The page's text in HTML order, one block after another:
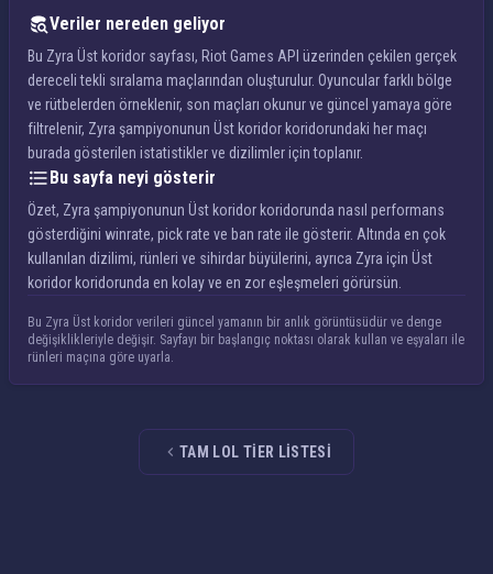
Veriler nereden geliyor
Bu Zyra Üst koridor sayfası, Riot Games API üzerinden çekilen gerçek
dereceli tekli sıralama maçlarından oluşturulur. Oyuncular farklı bölge
ve rütbelerden örneklenir, son maçları okunur ve güncel yamaya göre
filtrelenir, Zyra şampiyonunun Üst koridor koridorundaki her maçı
burada gösterilen istatistikler ve dizilimler için toplanır.
Bu sayfa neyi gösterir
Özet, Zyra şampiyonunun Üst koridor koridorunda nasıl performans
gösterdiğini winrate, pick rate ve ban rate ile gösterir. Altında en çok
kullanılan dizilimi, rünleri ve sihirdar büyülerini, ayrıca Zyra için Üst
koridor koridorunda en kolay ve en zor eşleşmeleri görürsün.
Bu Zyra Üst koridor verileri güncel yamanın bir anlık görüntüsüdür ve denge
değişiklikleriyle değişir. Sayfayı bir başlangıç noktası olarak kullan ve eşyaları ile
rünleri maçına göre uyarla.
TAM LOL TIER LISTESI